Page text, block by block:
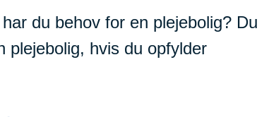
du behov for en plejebolig? Du
plejebolig, hvis du opfylder